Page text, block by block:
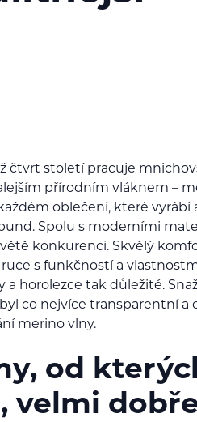
čtvrt století pracuje
přírodním vláknem –
oblečení, které
Spolu s moderními
konkurenci. Skvělý
s funkčností a
a horolezce tak důležité.
co nejvíce transparentní a
merino vlny.
od
velmi